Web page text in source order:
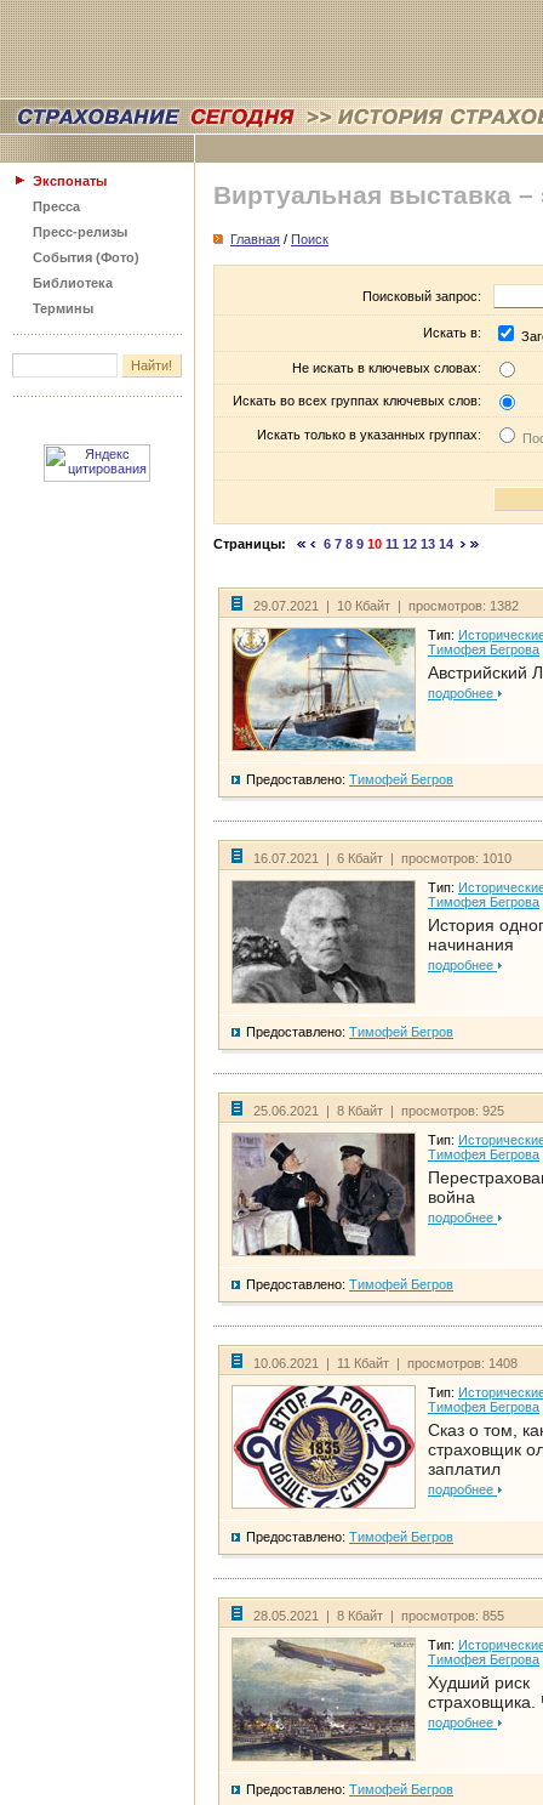
Экспонаты
Пресса
Пресс-релизы
События (Фото)
Библиотека
Термины
Виртуальная выставка –
Главная / Поиск
Поисковый запрос:
Искать в:
Не искать в ключевых словах:
Искать во всех группах ключевых слов:
Искать только в указанных группах:
Страницы: 6 7 8 9 10 11 12 13 14
29.07.2021 | 10 Кбайт | просмотров: 1382
Тип:
Тимофея Бегрова
Австрийский
подробнее
Предоставлено: Тимофей Бегров
16.07.2021 | 6 Кбайт | просмотров: 1010
Тип:
Тимофея Бегрова
История
начинания
подробнее
Предоставлено: Тимофей Бегров
25.06.2021 | 8 Кбайт | просмотров: 925
Тип:
Тимофея Бегрова
война
подробнее
Предоставлено: Тимофей Бегров
10.06.2021 | 11 Кбайт | просмотров: 1408
Тип:
Тимофея Бегрова
Сказ о том,
страховщик
заплатил
подробнее
Предоставлено: Тимофей Бегров
28.05.2021 | 8 Кбайт | просмотров: 855
Тип:
Тимофея Бегрова
Худший риск
страховщика.
подробнее
Предоставлено: Тимофей Бегров